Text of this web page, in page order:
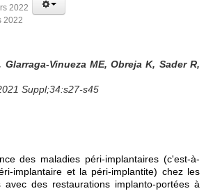
2022
2022
Glarraga-Vinueza ME, Obreja K, Sader R,
Suppl;34:s27-s45
des maladies péri-implantaires (c'est-à-
implantaire et la péri-implantite) chez les
avec des restaurations implanto-portées à